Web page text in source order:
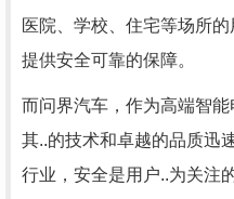
医院、学校、住宅等场所
提供安全可靠的保障。
而问界汽车，作为高端智
其..的技术和卓越的品质迅
行业，安全是用户..为关注